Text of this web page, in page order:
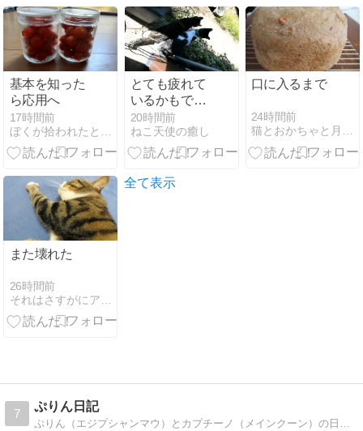
基本を知った
ら応用へ
17時間前
とても疲れて
いるかもで
す。株式の決
算、今日は今
期最高でし
20時間前
ねこ天使の癒し
口に入るまで
24時間前
猫とおかちゃと月光仮面
また壊れた
26時間前
それはさすがにアレだろう
全て表示
7
ぷりん日記
ぷりん（エジプシャンマウ）とカプチーノ（メインクーン）の日々徒然。ときどきヒトゴト